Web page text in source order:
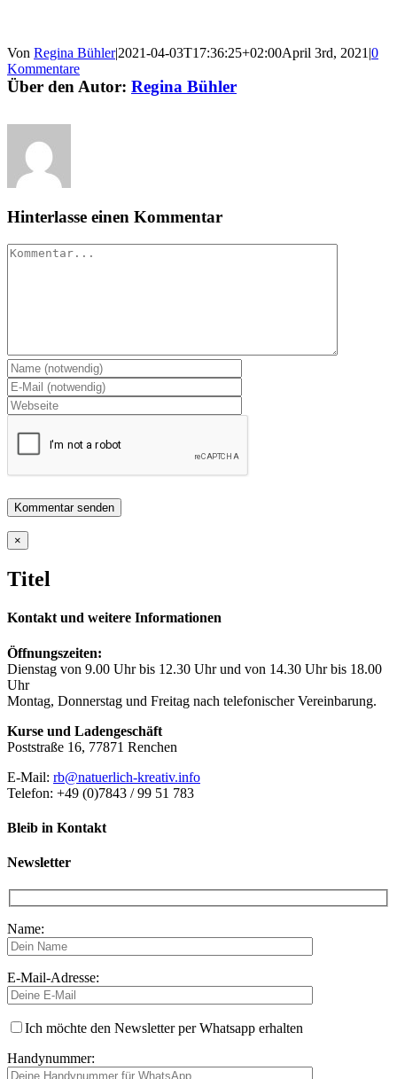
Von Regina Bühler|2021-04-03T17:36:25+02:00April 3rd, 2021 |0
Kommentare
Über den Autor: Regina Bühler
Hinterlasse einen Kommentar
Kommentar
Close
product
view
×
Titel
Kontakt und weitere Informationen
Öffnungszeiten:
Dienstag von 9.00 Uhr bis 12.30 Uhr und von 14.30 Uhr bis 18.00
Uhr
Montag, Donnerstag und Freitag nach telefonischer Vereinbarung.
Kurse und Ladengeschäft
Poststraße 16, 77871 Renchen
E-Mail: rb@natuerlich-kreativ.info
Telefon: +49 (0)7843 / 99 51 783
Bleib in Kontakt
Newsletter
Name:
E-Mail-Adresse:
Ich möchte den Newsletter per Whatsapp erhalten
Handynummer: